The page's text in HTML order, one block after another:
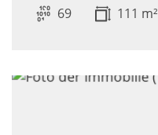
69 111 m²